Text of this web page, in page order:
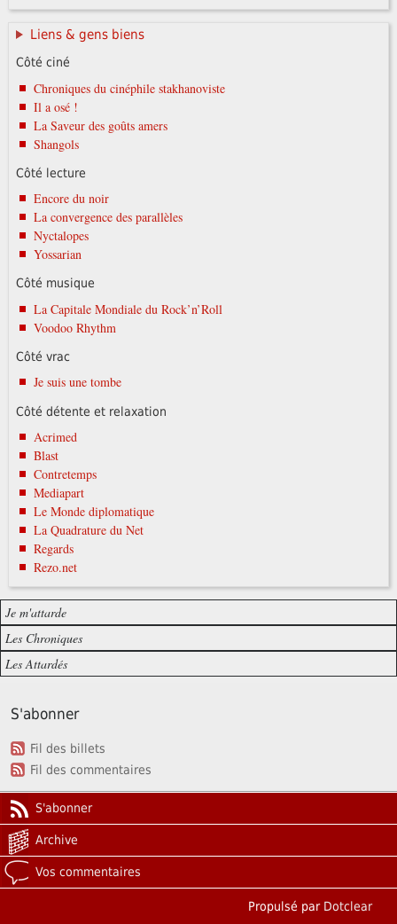
Liens & gens biens
Côté ciné
Chroniques du cinéphile stakhanoviste
Il a osé !
La Saveur des goûts amers
Shangols
Côté lecture
Encore du noir
La convergence des parallèles
Nyctalopes
Yossarian
Côté musique
La Capitale Mondiale du Rock’n’Roll
Voodoo Rhythm
Côté vrac
Je suis une tombe
Côté détente et relaxation
Acrimed
Blast
Contretemps
Mediapart
Le Monde diplomatique
La Quadrature du Net
Regards
Rezo.net
Je m'attarde
Les Chroniques
Les Attardés
S'abonner
Fil des billets
Fil des commentaires
S'abonner
Archive
Vos commentaires
Propulsé par Dotclear